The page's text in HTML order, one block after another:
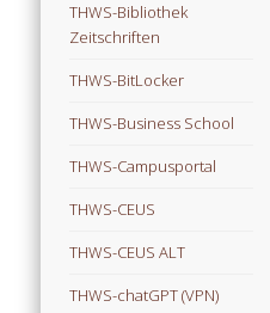
THWS-Bibliothek
Zeitschriften
THWS-BitLocker
THWS-Business School
THWS-Campusportal
THWS-CEUS
THWS-CEUS ALT
THWS-chatGPT (VPN)